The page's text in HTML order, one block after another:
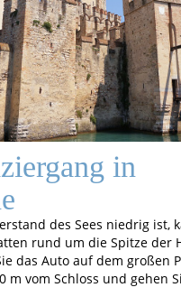
in
des Sees niedrig ist,
rund um die Spitze der
das Auto auf dem großen
m vom Schloss und gehen